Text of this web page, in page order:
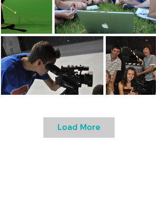
Load More